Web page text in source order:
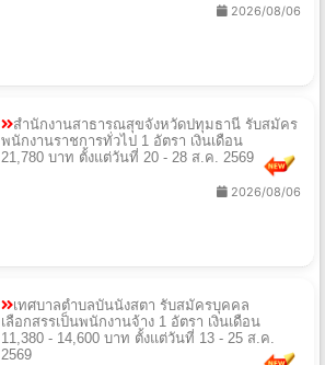
2026/08/06
สํานักงานสาธารณสุขจังหวัดปทุมธานี รับสมัคร
พนักงานราชการทั่วไป 1 อัตรา เงินเดือน
21,780 บาท ตั้งแต่วันที่ 20 - 28 ส.ค. 2569
2026/08/06
เทศบาลตําบลบันนังสตา รับสมัครบุคคล
เลือกสรรเป็นพนักงานจ้าง 1 อัตรา เงินเดือน
11,380 - 14,600 บาท ตั้งแต่วันที่ 13 - 25 ส.ค.
2569